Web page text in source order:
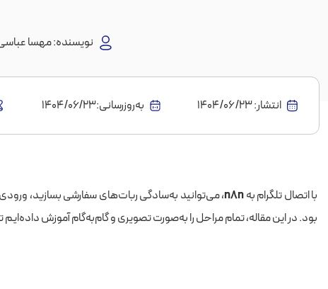
نویسنده:مهسا
انتشار:1404/06/23 به‌روز‌رسانی:۱۴۰۴/۰۶/۲۳
با اتصال تلگرام بهn8n
بود. در این مقاله، تمام مراحل را به‌صورت تصویری و گام‌به‌گام آموزش